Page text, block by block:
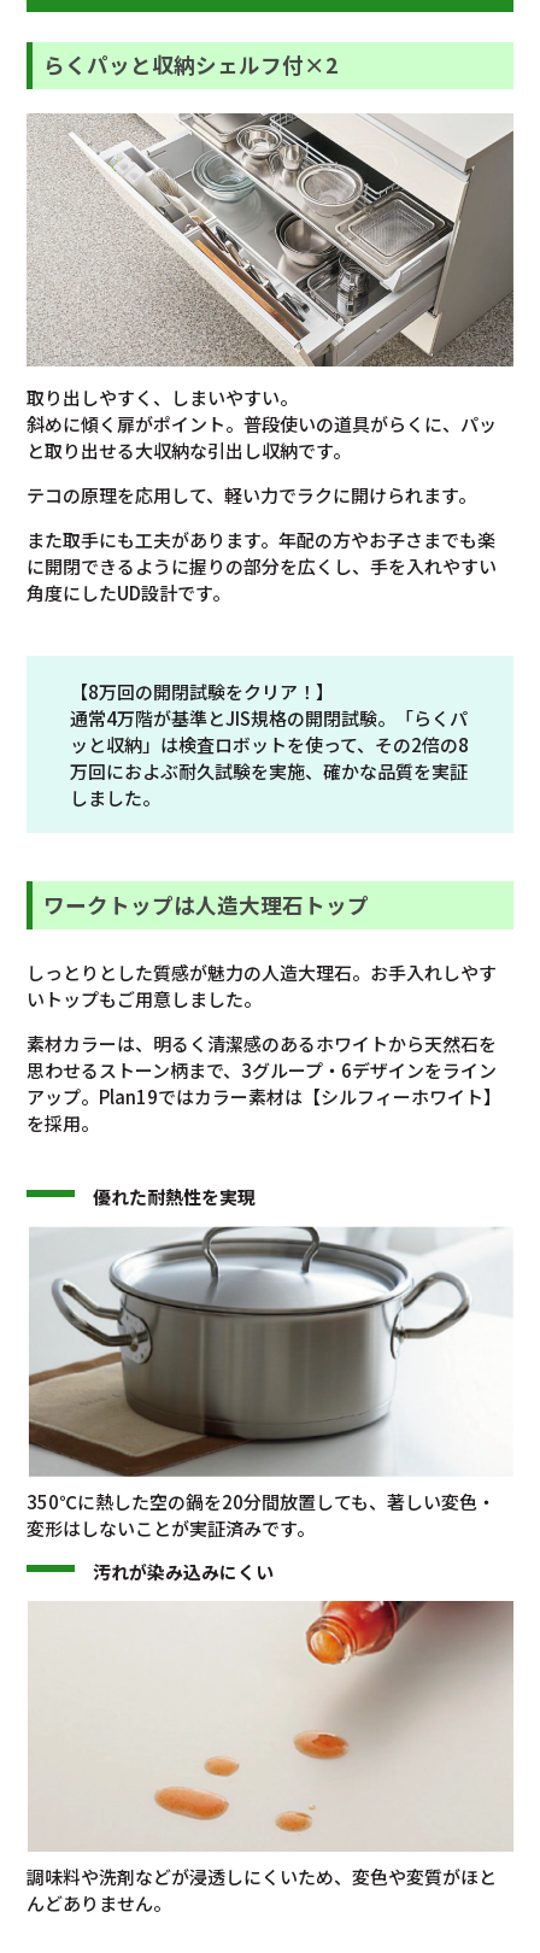
らくパッと収納シェルフ付×2
取り出しやすく、しまいやすい。
斜めに傾く扉がポイント。普段使いの道具がらくに、パッ
と取り出せる大収納な引出し収納です。
テコの原理を応用して、軽い力でラクに開けられます。
また取手にも工夫があります。年配の方やお子さまでも楽
に開閉できるように握りの部分を広くし、手を入れやすい
角度にしたUD設計です。
【8万回の開閉試験をクリア！】
通常4万階が基準とJIS規格の開閉試験。「らくパ
ッと収納」は検査ロボットを使って、その2倍の8
万回におよぶ耐久試験を実施、確かな品質を実証
しました。
ワークトップは人造大理石トップ
しっとりとした質感が魅力の人造大理石。お手入れしやす
いトップもご用意しました。
素材カラーは、明るく清潔感のあるホワイトから天然石を
思わせるストーン柄まで、3グループ・6デザインをライン
アップ。Plan19ではカラー素材は【シルフィーホワイト】
を採用。
優れた耐熱性を実現
350℃に熱した空の鍋を20分間放置しても、著しい変色・
変形はしないことが実証済みです。
汚れが染み込みにくい
調味料や洗剤などが浸透しにくいため、変色や変質がほと
んどありません。